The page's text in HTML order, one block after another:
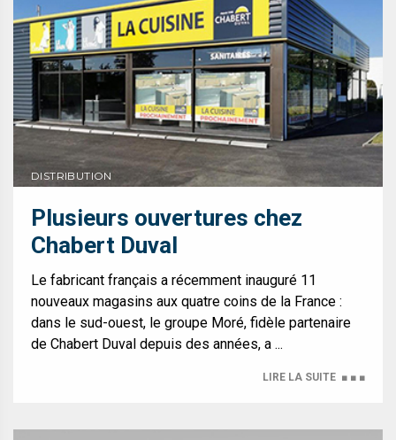
DISTRIBUTION
Plusieurs ouvertures chez
Chabert Duval
Le fabricant français a récemment inauguré 11
nouveaux magasins aux quatre coins de la France :
dans le sud-ouest, le groupe Moré, fidèle partenaire
de Chabert Duval depuis des années, a ...
LIRE LA SUITE ■ ■ ■